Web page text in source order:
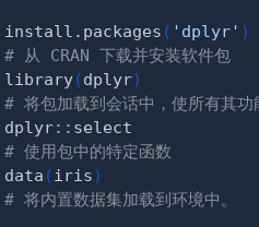
install.packages ( 'dplyr' )
# 从 CRAN 下载并安装软件包
library(dplyr)
# 将包加载到会话中，使所有其功
dplyr::
# 使用包中的特定函数
data ( iris)
# 将内置数据集加载到环境中。